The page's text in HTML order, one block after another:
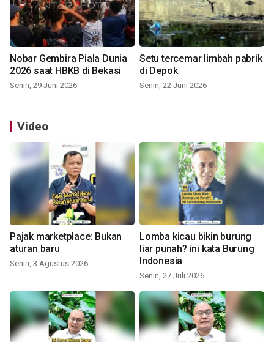
Nobar Gembira Piala Dunia
2026 saat HBKB di Bekasi
Senin, 29 Juni 2026
Setu tercemar limbah pabrik
di Depok
Senin, 22 Juni 2026
Video
Pajak marketplace: Bukan
aturan baru
Senin, 3 Agustus 2026
Lomba kicau bikin burung
liar punah? ini kata Burung
Indonesia
Senin, 27 Juli 2026